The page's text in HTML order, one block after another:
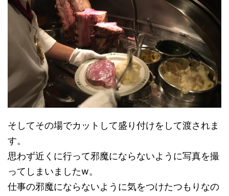
そしてその場でカットして盛り付けをして渡されま
す。
思わず近くに行って邪魔にならないように写真を撮
ってしまいましたw。
仕事の邪魔にならないように気をつけたつもりなの